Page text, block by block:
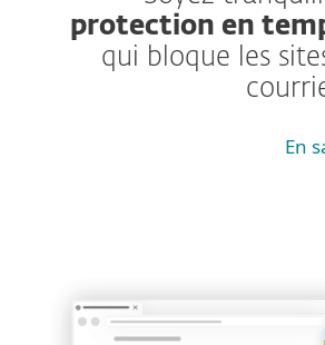
protection en
qui bloque les
En